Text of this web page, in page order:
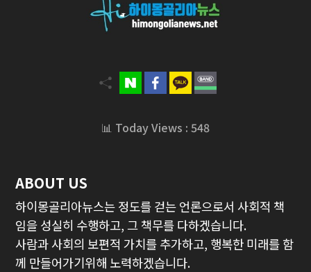
📊 Today Views : 548
ABOUT US
하이몽골리아뉴스는 정도를 걷는 언론으로서 사회적 책
임을 성실히 수행하고, 그 책무를 다하겠습니다.
사람과 사회의 보편적 가치를 추가하고, 행복한 미래를 함
께 만들어가기위해 노력하겠습니다.